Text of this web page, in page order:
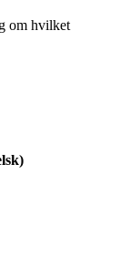
om hvilket